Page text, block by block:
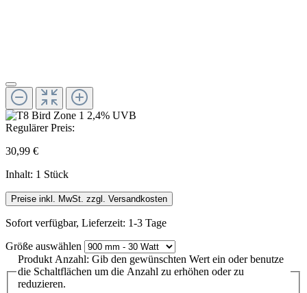
Regulärer Preis:
30,99 €
Inhalt: 1 Stück
Preise inkl. MwSt. zzgl. Versandkosten
Sofort verfügbar, Lieferzeit: 1-3 Tage
Größe auswählen
Produkt Anzahl: Gib den gewünschten Wert ein oder benutze
die Schaltflächen um die Anzahl zu erhöhen oder zu
reduzieren.